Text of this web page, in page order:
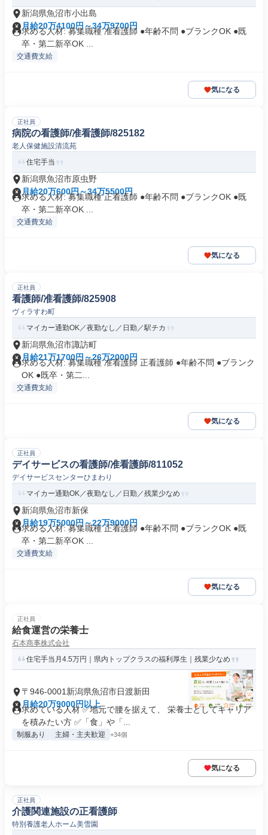
新潟県魚沼市小出島
月給20万4100円～34万9700円
求める人材: 募集職種 准看護師 ●年齢不問 ●ブランクOK ●既
卒・第二新卒OK ...
交通費支給
気になる
正社員
病院の看護師/准看護師/825182
老人保健施設清流苑
住宅手当
新潟県魚沼市原虫野
月給20万600円～34万5500円
求める人材: 募集職種 正看護師 ●年齢不問 ●ブランクOK ●既
卒・第二新卒OK ...
交通費支給
気になる
正社員
看護師/准看護師/825908
ヴィラすわ町
マイカー通勤OK／夜勤なし／日勤／駅チカ
新潟県魚沼市諏訪町
月給21万1700円～26万2000円
求める人材: 募集職種 准看護師 正看護師 ●年齢不問 ●ブランク
OK ●既卒・第二...
交通費支給
気になる
正社員
デイサービスの看護師/准看護師/811052
デイサービスセンターひまわり
マイカー通勤OK／夜勤なし／日勤／残業少なめ
新潟県魚沼市新保
月給19万5000円～22万9000円
求める人材: 募集職種 正看護師 ●年齢不問 ●ブランクOK ●既
卒・第二新卒OK ...
交通費支給
気になる
正社員
給食運営の栄養士
石本商事株式会社
住宅手当月4.5万円｜県内トップクラスの福利厚生｜残業少なめ
〒946-0001新潟県魚沼市日渡新田
月給20万9000円以上
求めている人材 ✅地元で腰を据えて、 栄養士としてキャリア
を積みたい方 ✅「食」や「...
制服あり 主婦・主夫歓迎 +34個
気になる
正社員
介護関連施設の正看護師
特別養護老人ホーム美雪園